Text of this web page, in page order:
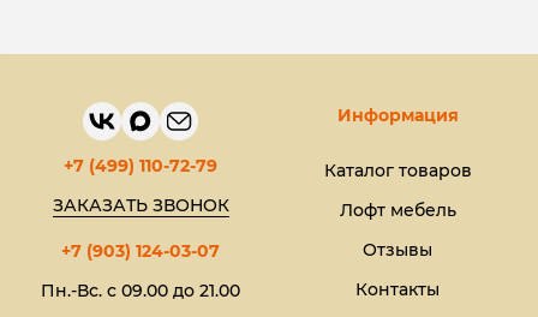
+7 (499) 110-72-79
ЗАКАЗАТЬ ЗВОНОК
+7 (903) 124-03-07
Пн.-Вс. с 09.00 до 21.00
Информация
Каталог товаров
Лофт мебель
Отзывы
Контакты